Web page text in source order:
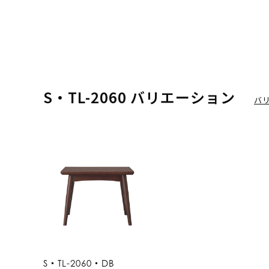
S・TL-2060 バリエーション バ
S・TL-2060・DB